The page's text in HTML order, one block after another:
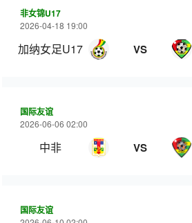
非女锦U17
2026-04-18 19:00
加纳女足U17 VS
国际友谊
2026-06-06 02:00
中非 VS
国际友谊